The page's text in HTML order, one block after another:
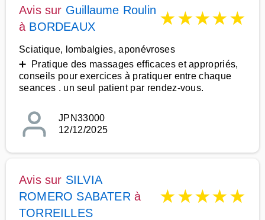
Avis sur Guillaume Roulin
à BORDEAUX ★★★★★
Sciatique, lombalgies, aponévroses
➕ Pratique des massages efficaces et appropriés,
conseils pour exercices à pratiquer entre chaque
seances . un seul patient par rendez-vous.
JPN33000
12/12/2025
Avis sur SILVIA
ROMERO SABATER à
TORREILLES
★★★★★